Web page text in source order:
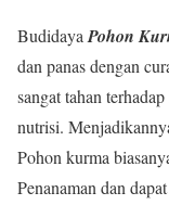
Budidaya Pohon
dan panas dengan
sangat tahan
nutrisi.
Pohon kurma
Penanaman dan